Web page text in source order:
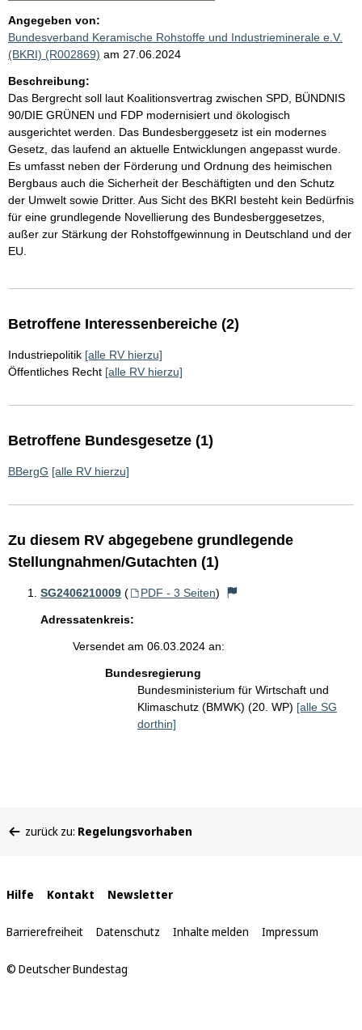
Angegeben von:
Bundesverband Keramische Rohstoffe und Industrieminerale e.V.
(BKRI) (R002869) am 27.06.2024
Beschreibung:
Das Bergrecht soll laut Koalitionsvertrag zwischen SPD, BÜNDNIS
90/DIE GRÜNEN und FDP modernisiert und ökologisch
ausgerichtet werden. Das Bundesberggesetz ist ein modernes
Gesetz, das laufend an aktuelle Entwicklungen angepasst wurde.
Es umfasst neben der Förderung und Ordnung des heimischen
Bergbaus auch die Sicherheit der Beschäftigten und den Schutz
der Umwelt sowie Dritter. Aus Sicht des BKRI besteht kein Bedürfnis
für eine grundlegende Novellierung des Bundesberggesetzes,
außer zur Stärkung der Rohstoffgewinnung in Deutschland und der
EU.
Betroffene Interessenbereiche (2)
Industriepolitik [alle RV hierzu]
Öffentliches Recht [alle RV hierzu]
Betroffene Bundesgesetze (1)
BBergG [alle RV hierzu]
Zu diesem RV abgegebene grundlegende
Stellungnahmen/Gutachten (1)
SG2406210009 ( PDF - 3 Seiten)
Adressatenkreis:
Versendet am 06.03.2024 an:
Bundesregierung
Bundesministerium für Wirtschaft und
Klimaschutz (BMWK) (20. WP) [alle SG
dorthin]
befinden
zurück zu: Regelungsvorhaben
Interne
Links
Hilfe Kontakt Newsletter
Barrierefreiheit Datenschutz Inhalte melden Impressum
© Deutscher Bundestag